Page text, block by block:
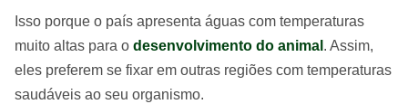
Isso porque o país apresenta águas com temperaturas
muito altas para o desenvolvimento do animal . Assim,
eles preferem se fixar em outras regiões com temperaturas
saudáveis ao seu organismo.